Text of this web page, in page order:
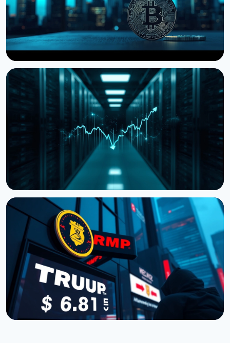
НОВИНА
Storj подала на банкрутство, але пропонує
токенхолдерам частку в компанії
27 липня 2026 р.4 хв читання
Cardano передає розробку ключових
компонентів зовнішнім командам
19 липня 2026 р.3 хв читання